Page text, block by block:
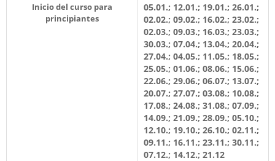
Inicio del curso para
principiantes
05.01.; 12.01.; 19.01.; 26.01.;
02.02.; 09.02.; 16.02.; 23.02.;
02.03.; 09.03.; 16.03.; 23.03.;
30.03.; 07.04.; 13.04.; 20.04.;
27.04.; 04.05.; 11.05.; 18.05.;
25.05.; 01.06.; 08.06.; 15.06.;
22.06.; 29.06.; 06.07.; 13.07.;
20.07.; 27.07.; 03.08.; 10.08.;
17.08.; 24.08.; 31.08.; 07.09.;
14.09.; 21.09.; 28.09.; 05.10.;
12.10.; 19.10.; 26.10.; 02.11.;
09.11.; 16.11.; 23.11.; 30.11.;
07.12.; 14.12.; 21.12